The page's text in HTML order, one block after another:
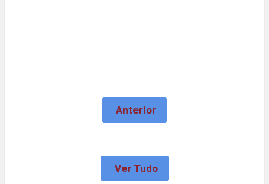
Anterior
Ver Tudo